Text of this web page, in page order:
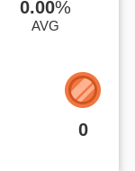
0.00%
AVG
0